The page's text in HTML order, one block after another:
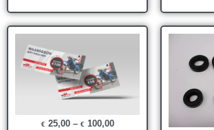
€ 25,00– € 100,00